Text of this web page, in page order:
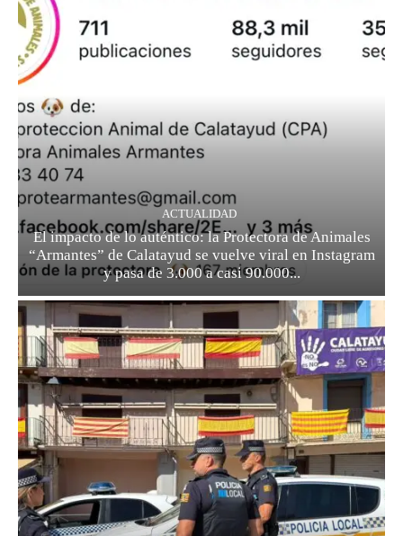
ACTUALIDAD
El impacto de lo auténtico: la Protectora de Animales
“Armantes” de Calatayud se vuelve viral en Instagram
y pasa de 3.000 a casi 90.000...